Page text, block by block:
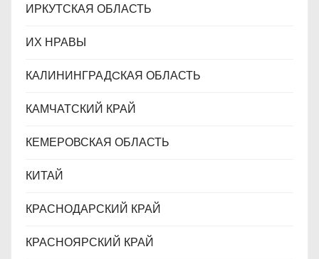
ИРКУТСКАЯ ОБЛАСТЬ
ИХ НРАВЫ
КАЛИНИНГРАДCКАЯ ОБЛАСТЬ
КАМЧАТСКИЙ КРАЙ
КЕМЕРОВСКАЯ ОБЛАСТЬ
КИТАЙ
КРАСНОДАРСКИЙ КРАЙ
КРАСНОЯРСКИЙ КРАЙ